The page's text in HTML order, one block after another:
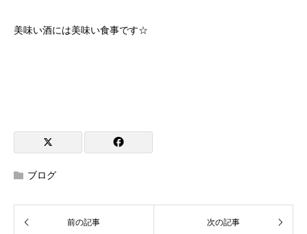
美味い酒には美味い食事です☆
ブログ